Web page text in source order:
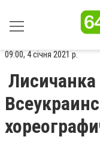
09:00, 4 січня 2021 р.
Лисичанка